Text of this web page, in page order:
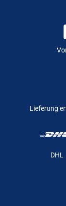
Lieferung
DHL